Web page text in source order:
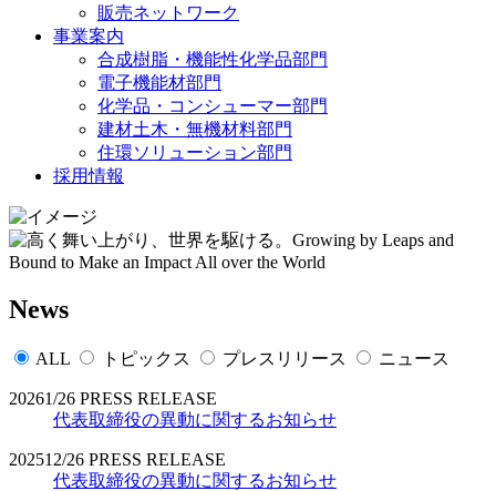
販売ネットワーク
事業案内
合成樹脂・機能性化学品部門
電子機能材部門
化学品・コンシューマー部門
建材土木・無機材料部門
住環ソリューション部門
採用情報
News
ALL トピックス プレスリリース ニュース
20261/26 PRESS RELEASE
代表取締役の異動に関するお知らせ
202512/26 PRESS RELEASE
代表取締役の異動に関するお知らせ